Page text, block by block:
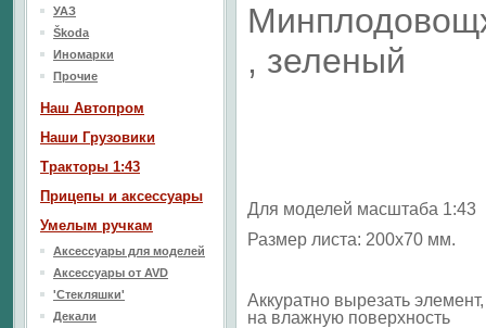
, зеленый
Для моделей масштаба 1:43
Размер листа: 200х70 мм.
Аккуратно вырезать
на влажную поверхность
УАЗ
Škoda
Иномарки
Прочие
Наш Aвтопром
Наши Грузовики
Тракторы 1:43
Прицепы и аксессуары
Умелым ручкам
Аксессуары для моделей
Аксессуары от AVD
'Стекляшки'
Декали